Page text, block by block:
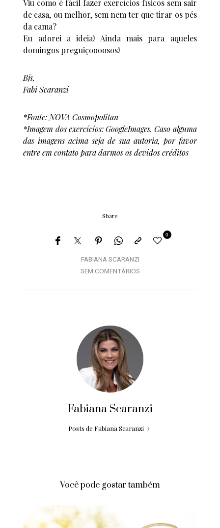
Viu como é fácil fazer exercícios físicos sem sair
de casa, ou melhor, sem nem ter que tirar os pés
da cama?
Eu adorei a ideia! Ainda mais para aqueles
domingos preguiçoooosos!
Bjs,
Fabi Scaranzi
*Fonte: NOVA Cosmopolitan
*Imagem dos exercícios: GoogleImages. Caso alguma
das imagens acima seja de sua autoria, por favor
entre em contato para darmos os devidos créditos
Share
FABIANA SCARANZI
0
SEM COMENTÁRIOS
Fabiana Scaranzi
Posts de Fabiana Scaranzi
Você pode gostar também